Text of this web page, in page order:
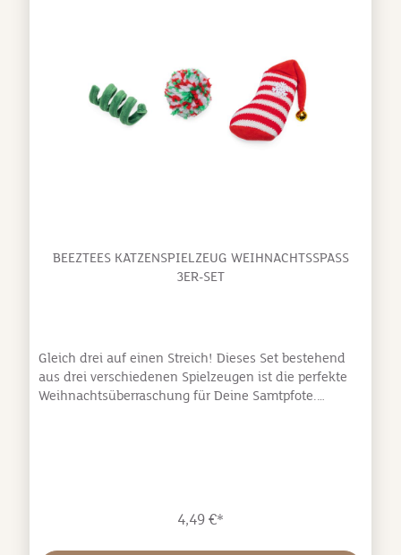
BEEZTEES KATZENSPIELZEUG WEIHNACHTSSPASS 3
ER-SET
Gleich drei auf einen Streich! Dieses Set bestehend
aus drei verschiedenen Spielzeugen ist die perfekte
Weihnachtsüberraschung für Deine Samtpfote.
4,49 €*